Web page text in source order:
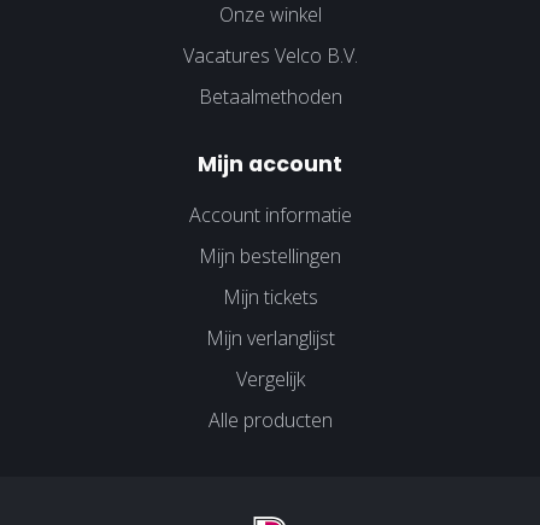
Onze winkel
Vacatures Velco B.V.
Betaalmethoden
Mijn account
Account informatie
Mijn bestellingen
Mijn tickets
Mijn verlanglijst
Vergelijk
Alle producten